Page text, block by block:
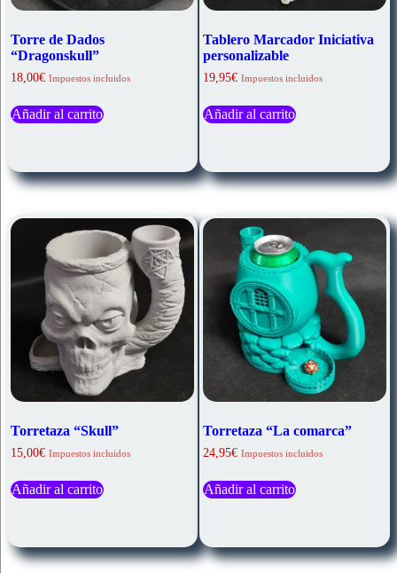
Torre de Dados
“Dragonskull”
18,00€ Impuestos incluidos
Añadir al carrito
Tablero Marcador Iniciativa
personalizable
19,95€ Impuestos incluidos
Añadir al carrito
Torretaza “Skull”
15,00€ Impuestos incluidos
Añadir al carrito
Torretaza “La comarca”
24,95€ Impuestos incluidos
Añadir al carrito